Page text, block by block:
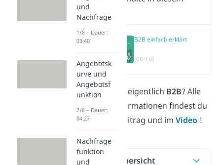
Video
B2B einfach erklärt
(00:16)
Was bedeutet eigentlich B2B? Alle
wichtigen Informationen findest du
in unserem Beitrag und im Video !
Inhaltsübersicht
und
Nachfrage
1/8 – Dauer:
03:40
Angebotsk
urve und
Angebotsf
unktion
2/8 – Dauer:
04:27
Nachfrage
funktion
und